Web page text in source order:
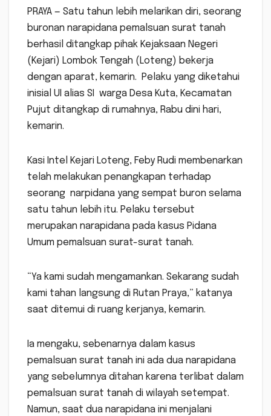
PRAYA — Satu tahun lebih melarikan diri, seorang
buronan narapidana pemalsuan surat tanah
berhasil ditangkap pihak Kejaksaan Negeri
(Kejari) Lombok Tengah (Loteng) bekerja
dengan aparat, kemarin. Pelaku yang diketahui
inisial UI alias SI warga Desa Kuta, Kecamatan
Pujut ditangkap di rumahnya, Rabu dini hari,
kemarin.
Kasi Intel Kejari Loteng, Feby Rudi membenarkan
telah melakukan penangkapan terhadap
seorang narpidana yang sempat buron selama
satu tahun lebih itu. Pelaku tersebut
merupakan narapidana pada kasus Pidana
Umum pemalsuan surat-surat tanah.
“Ya kami sudah mengamankan. Sekarang sudah
kami tahan langsung di Rutan Praya,” katanya
saat ditemui di ruang kerjanya, kemarin.
Ia mengaku, sebenarnya dalam kasus
pemalsuan surat tanah ini ada dua narapidana
yang sebelumnya ditahan karena terlibat dalam
pemalsuan surat tanah di wilayah setempat.
Namun, saat dua narapidana ini menjalani